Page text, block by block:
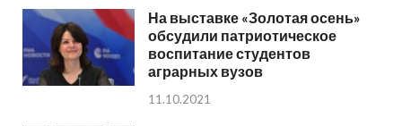
На выставке «Золотая осень»
обсудили патриотическое
воспитание студентов
аграрных вузов
11.10.2021